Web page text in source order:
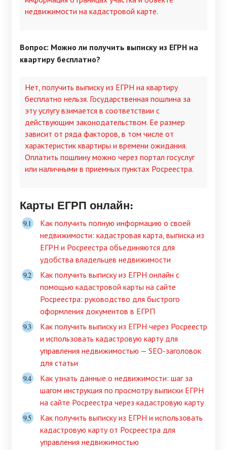
недвижимости на кадастровой карте.
Вопрос: Можно ли получить выписку из ЕГРН на
квартиру бесплатно?
Нет, получить выписку из ЕГРН на квартиру
бесплатно нельзя. Государственная пошлина за
эту услугу взимается в соответствии с
действующим законодательством. Ее размер
зависит от ряда факторов, в том числе от
характеристик квартиры и времени ожидания.
Оплатить пошлину можно через портал госуслуг
или наличными в приемных пунктах Росреестра.
Карты ЕГРП онлайн:
Как получить полную информацию о своей
недвижимости: кадастровая карта, выписка из
ЕГРН и Росреестра объединяются для
удобства владельцев недвижимости
Как получить выписку из ЕГРН онлайн с
помощью кадастровой карты на сайте
Росреестра: руководство для быстрого
оформления документов в ЕГРП
Как получить выписку из ЕГРН через Росреестр
и использовать кадастровую карту для
управления недвижимостью — SEO-заголовок
для статьи
Как узнать данные о недвижимости: шаг за
шагом инструкция по просмотру выписки ЕГРН
на сайте Росреестра через кадастровую карту
Как получить выписку из ЕГРН и использовать
кадастровую карту от Росреестра для
управления недвижимостью